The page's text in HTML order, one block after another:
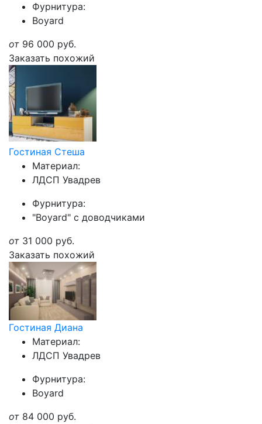
Фурнитура:
Boyard
от 96 000 руб.
Заказать похожий
Гостиная Стеша
Материал:
ЛДСП Увадрев
Фурнитура:
"Boyard" с доводчиками
от 31 000 руб.
Заказать похожий
Гостиная Диана
Материал:
ЛДСП Увадрев
Фурнитура:
Boyard
от 84 000 руб.